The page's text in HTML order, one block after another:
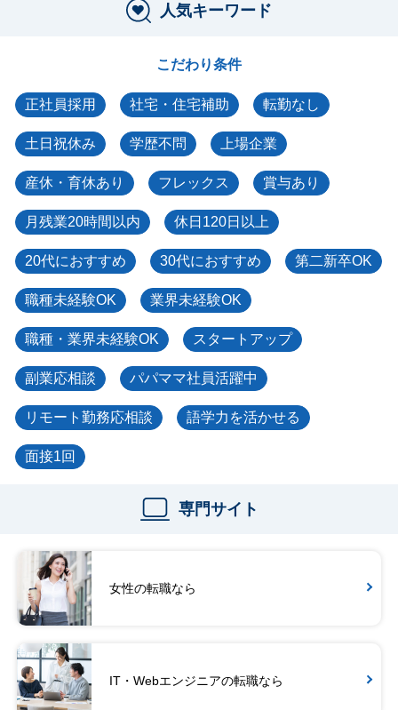
人気キーワード
こだわり条件
正社員採用 社宅・住宅補助 転勤なし
土日祝休み 学歴不問 上場企業
産休・育休あり フレックス 賞与あり
月残業20時間以内 休日120日以上
20代におすすめ 30代におすすめ 第二新卒OK
職種未経験OK 業界未経験OK
職種・業界未経験OK スタートアップ
副業応相談 パパママ社員活躍中
リモート勤務応相談 語学力を活かせる
面接1回
専門サイト
女性の転職なら
IT・Webエンジニアの転職なら